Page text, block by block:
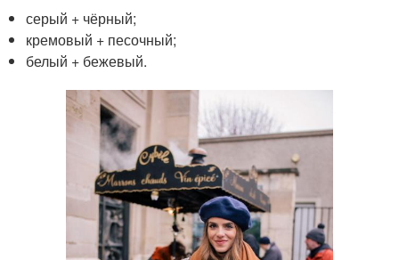
серый + чёрный;
кремовый + песочный;
белый + бежевый.